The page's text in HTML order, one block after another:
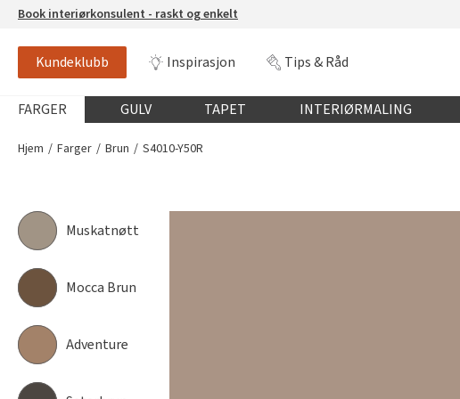
Book interiørkonsulent - raskt og enkelt
Kundeklubb Inspirasjon Tips & Råd
Globalnavigasjon mobil
FARGER GULV TAPET INTERIØRMALING
S4010-Y50R
Hjem Farger Brun S4010-Y50R
Muskatnøtt
Mocca Brun
Adventure